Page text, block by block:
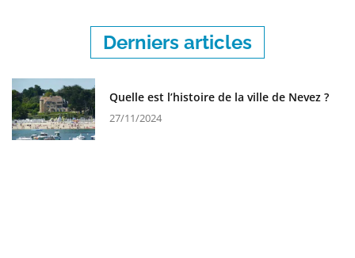
Derniers articles
Quelle est l’histoire de la ville de Nevez ?
27/11/2024